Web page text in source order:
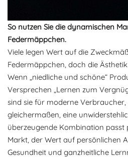
So nutzen Sie die dynamischen
Federmäppchen.
Viele legen Wert auf die
Federmäppchen, doch die
Wenn „niedliche und schöne“
Versprechen „Lernen zum
sind sie für moderne Verbraucher,
gleichermaßen, eine
überzeugende Kombination
Markt, der Wert auf persönlichen
Gesundheit und ganzheitliche